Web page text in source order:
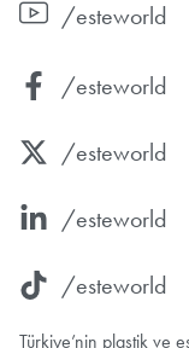
/esteworld
/esteworld
/esteworld
/esteworld
/esteworld
Türkiye’nin plastik ve